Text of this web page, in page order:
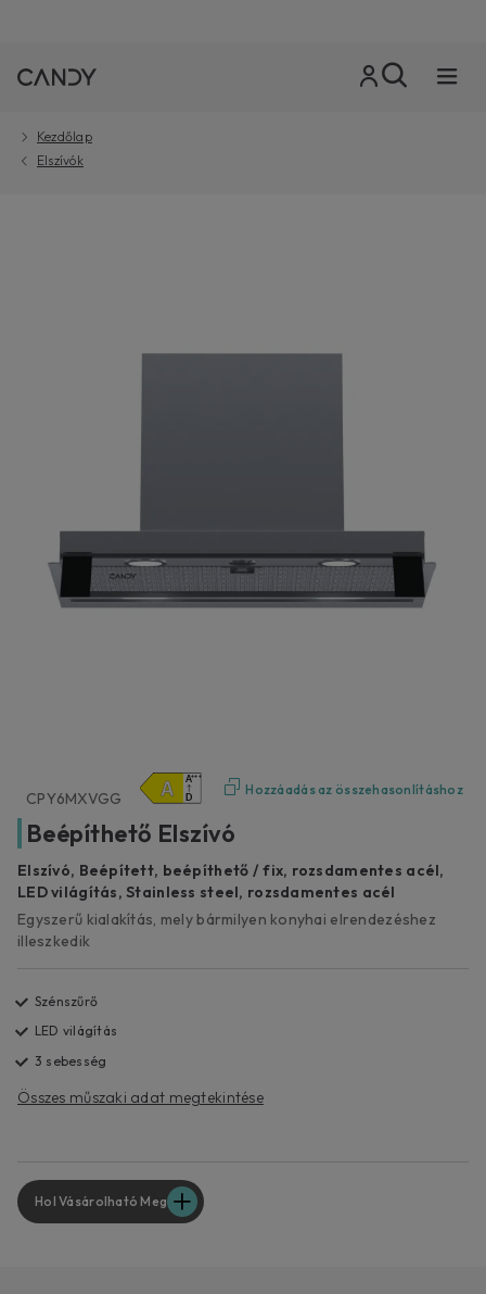
Kezdőlap
Elszívók
Hozzáadás az összehasonlításhoz
CPY6MXVGG
Beépíthető Elszívó
Elszívó, Beépített, beépíthető / fix, rozsdamentes acél,
LED világítás, Stainless steel, rozsdamentes acél
Egyszerű kialakítás, mely bármilyen konyhai elrendezéshez
illeszkedik
Szénszűrő
LED világítás
3 sebesség
Összes műszaki adat megtekintése
Hol Vásárolható Meg